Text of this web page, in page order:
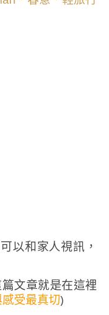
以和家人視訊，
文章就是在這裡
受最真切)